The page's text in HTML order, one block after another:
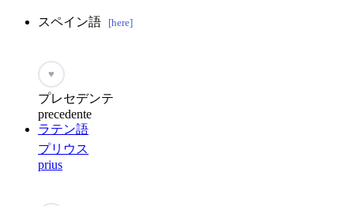
スペイン語 [here]
♥
プレセデンテ
precedente
ラテン語
プリウス
prius